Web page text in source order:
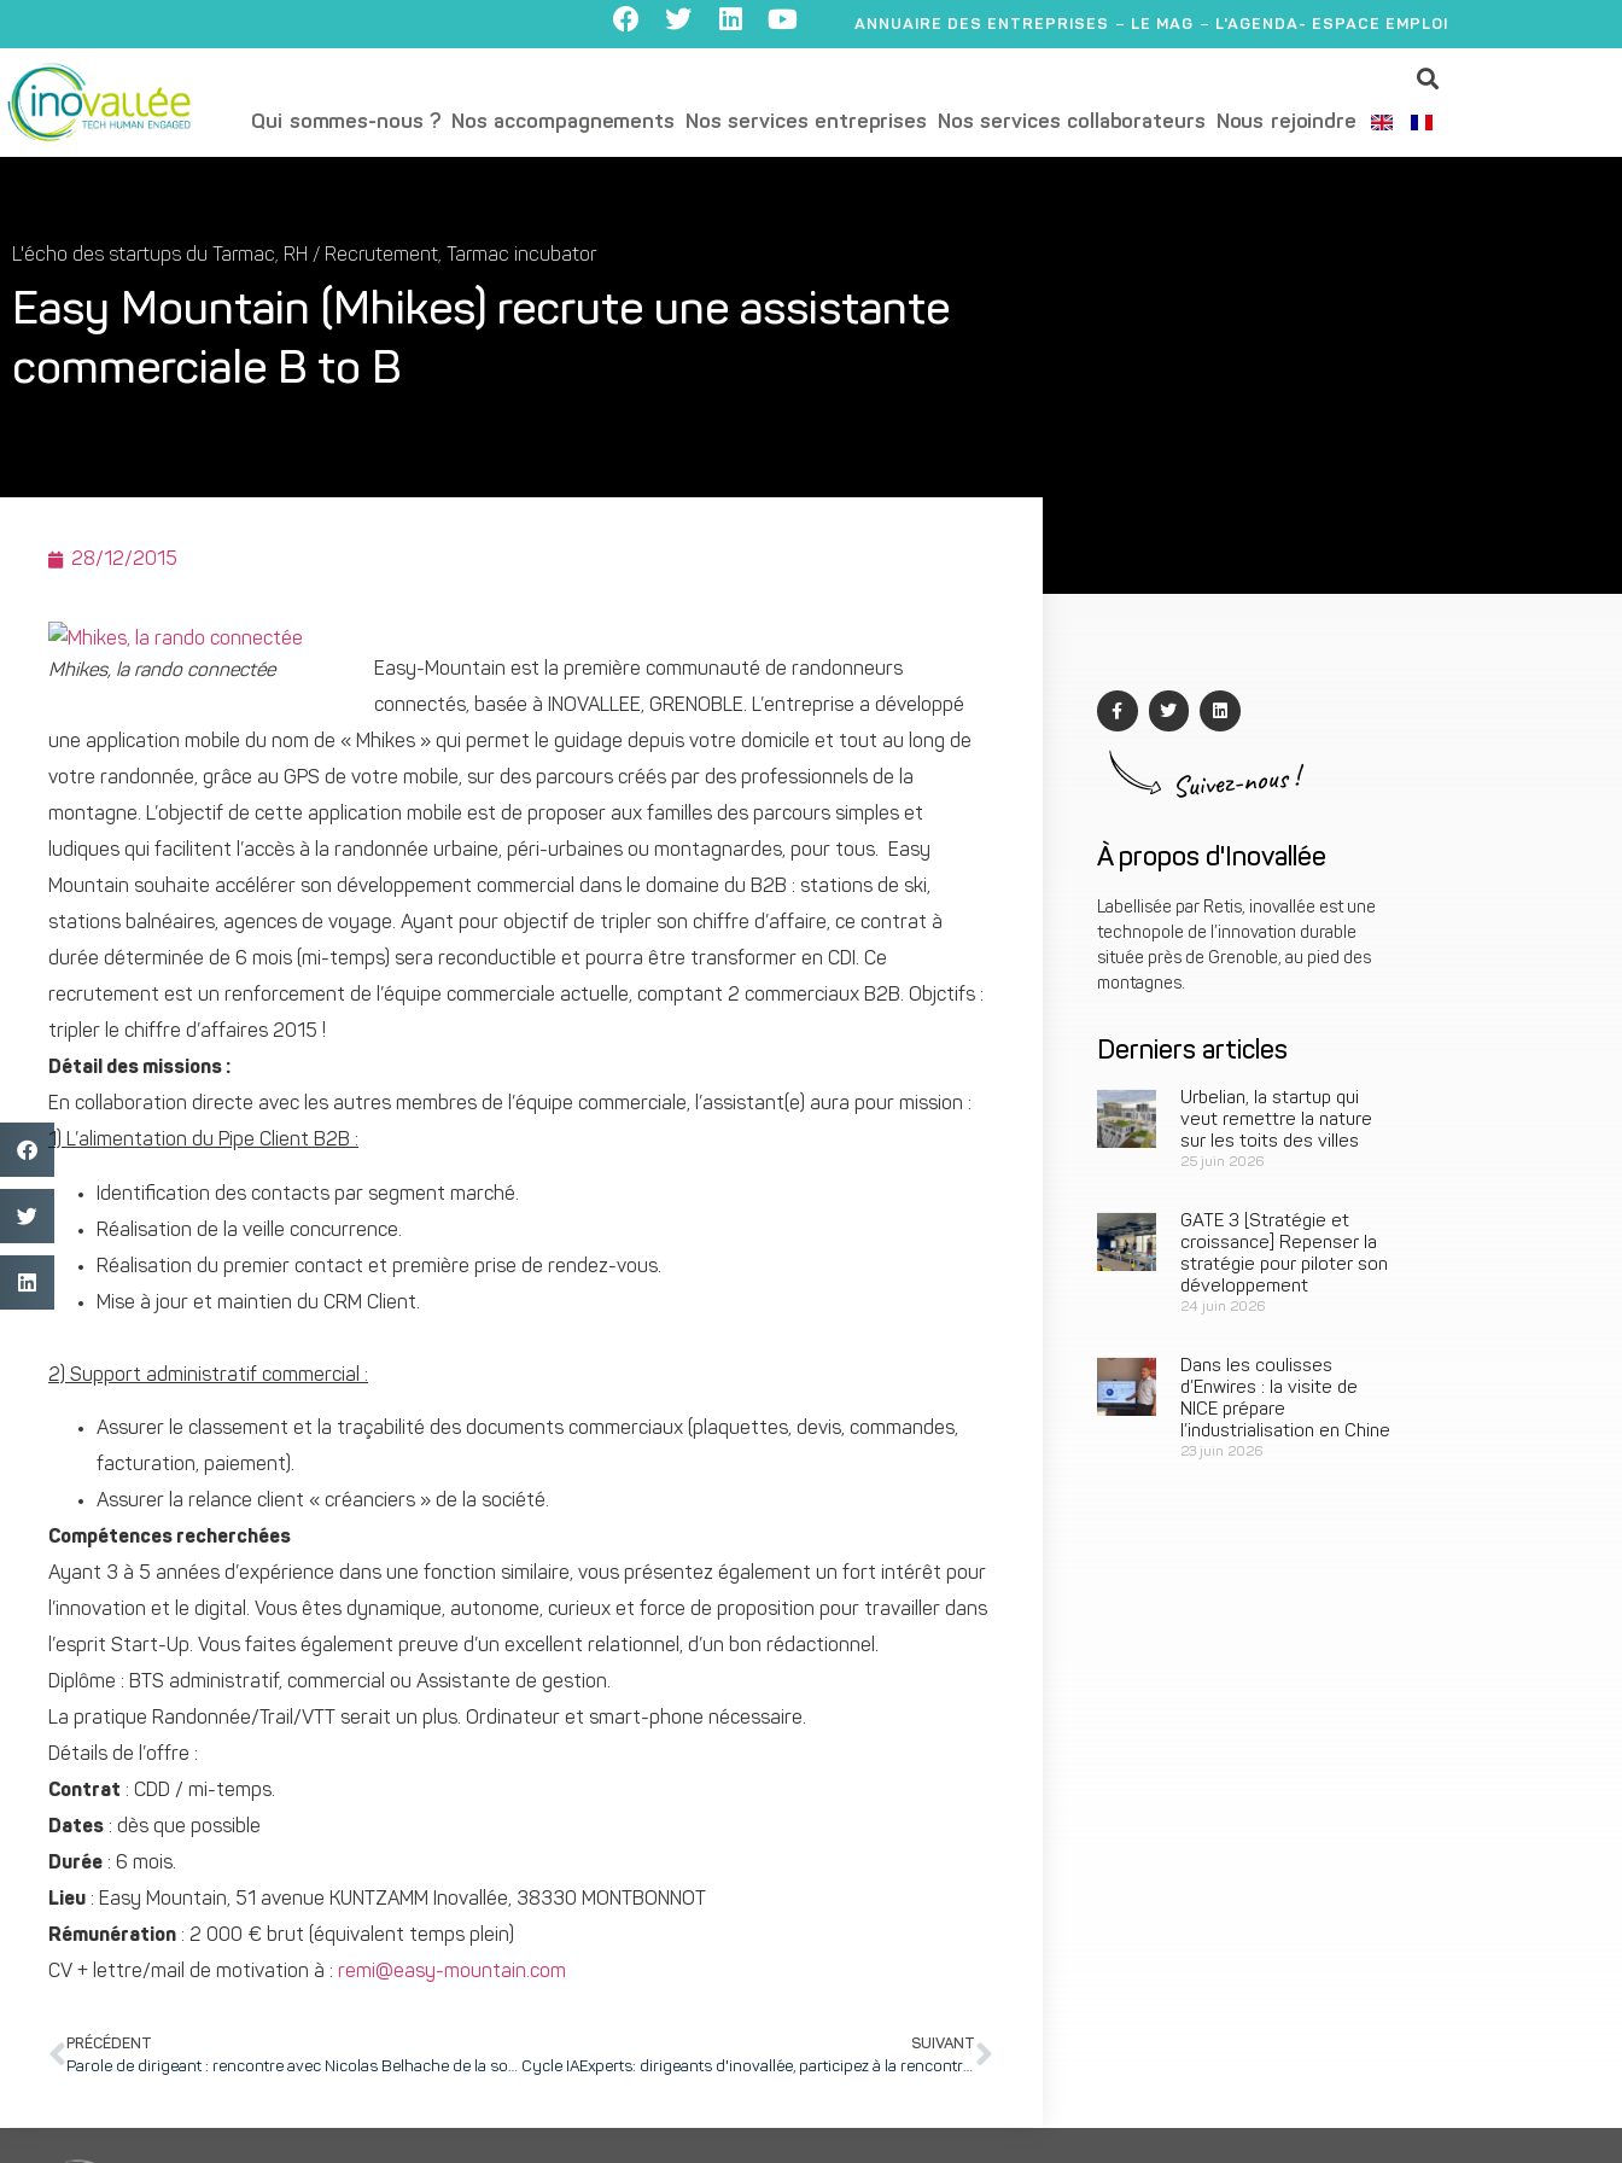
ANNUAIRE DES ENTREPRISES LE MAG L'AGENDA- ESPACE EMPLOI
Qui sommes-nous ? Nos accompagnements Nos services entreprises Nos services collaborateurs Nous rejoindre
L'écho des startups du Tarmac, RH / Recrutement, Tarmac incubator
Easy Mountain (Mhikes) recrute une assistante
commerciale B to B
28/12/2015
Mhikes, la rando connectée
Easy-Mountain est la première communauté de randonneurs
connectés, basée à INOVALLEE, GRENOBLE. L’entreprise a développé
une application mobile du nom de « Mhikes » qui permet le guidage depuis votre domicile et tout au long de
votre randonnée, grâce au GPS de votre mobile, sur des parcours créés par des professionnels de la
montagne. L’objectif de cette application mobile est de proposer aux familles des parcours simples et
ludiques qui facilitent l’accès à la randonnée urbaine, péri-urbaines ou montagnardes, pour tous. Easy
Mountain souhaite accélérer son développement commercial dans le domaine du B2B : stations de ski,
stations balnéaires, agences de voyage. Ayant pour objectif de tripler son chiffre d’affaire, ce contrat à
durée déterminée de 6 mois (mi-temps) sera reconductible et pourra être transformer en CDI. Ce
recrutement est un renforcement de l’équipe commerciale actuelle, comptant 2 commerciaux B2B. Objctifs :
tripler le chiffre d’affaires 2015 !
Détail des missions :
En collaboration directe avec les autres membres de l’équipe commerciale, l’assistant(e) aura pour mission :
1) L’alimentation du Pipe Client B2B :
Identification des contacts par segment marché.
Réalisation de la veille concurrence.
Réalisation du premier contact et première prise de rendez-vous.
Mise à jour et maintien du CRM Client.
2) Support administratif commercial :
Assurer le classement et la traçabilité des documents commerciaux (plaquettes, devis, commandes,
facturation, paiement).
Assurer la relance client « créanciers » de la société.
Compétences recherchées
Ayant 3 à 5 années d’expérience dans une fonction similaire, vous présentez également un fort intérêt pour
l’innovation et le digital. Vous êtes dynamique, autonome, curieux et force de proposition pour travailler dans
l’esprit Start-Up. Vous faites également preuve d’un excellent relationnel, d’un bon rédactionnel.
Diplôme : BTS administratif, commercial ou Assistante de gestion.
La pratique Randonnée/Trail/VTT serait un plus. Ordinateur et smart-phone nécessaire.
Détails de l’offre :
Contrat : CDD / mi-temps.
Dates : dès que possible
Durée : 6 mois.
Lieu : Easy Mountain, 51 avenue KUNTZAMM Inovallée, 38330 MONTBONNOT
Rémunération : 2 000 € brut (équivalent temps plein)
CV + lettre/mail de motivation à : remi@easy-mountain.com
PRÉCÉDENT
SUIVANT
Cycle IAExperts: dirigeants d'inovallée, participez à la rencontre du 15 janvier "Anticiper avec les signaux faibles"
Suivez-nous !
À propos d'Inovallée
Labellisée par Retis, inovallée est une
technopole de l’innovation durable
située près de Grenoble, au pied des
montagnes.
Derniers articles
Urbelian, la startup qui
veut remettre la nature
sur les toits des villes
25 juin 2026
GATE 3 [Stratégie et
croissance] Repenser la
stratégie pour piloter son
développement
24 juin 2026
Dans les coulisses
d’Enwires : la visite de
NICE prépare
l’industrialisation en Chine
23 juin 2026